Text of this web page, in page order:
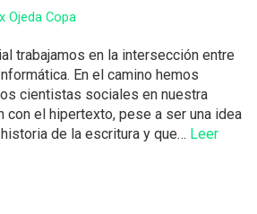
Ojeda Copa
trabajamos en la intersección entre
En el camino hemos
cientistas sociales en nuestra
con el hipertexto, pese a ser una idea
de la escritura y que… Leer